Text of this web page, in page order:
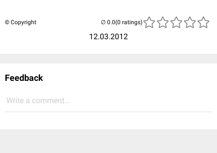
© Copyright
12.03.2012
(0 ratings)
Feedback
Write a comment...